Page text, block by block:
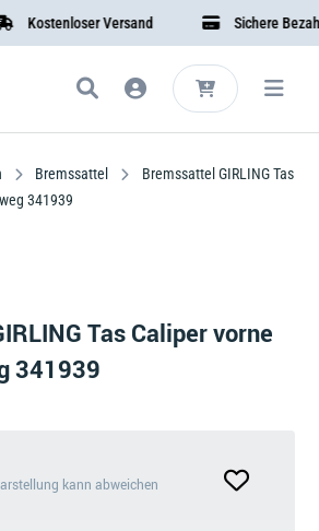
Kostenloser Versand Sichere
Bremssattel
Bremssattel GIRLING Tas
341939
Tas Caliper vorne
341939
kann abweichen